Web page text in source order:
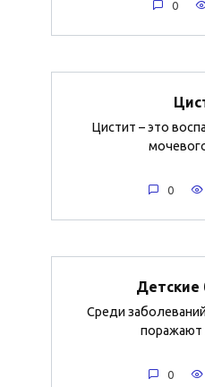
0
Цистит – это
0
Детские
Среди
поражают
0